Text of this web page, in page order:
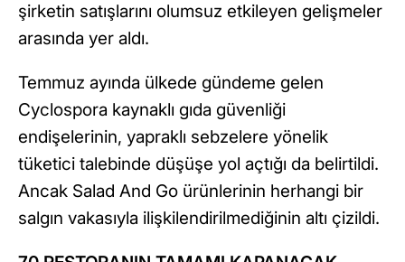
şirketin satışlarını olumsuz etkileyen gelişmeler
arasında yer aldı.
Temmuz ayında ülkede gündeme gelen
Cyclospora kaynaklı gıda güvenliği
endişelerinin, yapraklı sebzelere yönelik
tüketici talebinde düşüşe yol açtığı da belirtildi.
Ancak Salad And Go ürünlerinin herhangi bir
salgın vakasıyla ilişkilendirilmediğinin altı çizildi.